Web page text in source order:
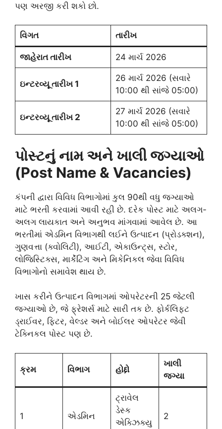
પણ અરજી કરી શકો છો.
વિગત તારીખ
જાહેરાત તારીખ 24 માર્ચ 2026
ઇન્ટરવ્યૂ તારીખ 1
26 માર્ચ 2026 (સવારે
10:00 થી સાંજે 05:00)
ઇન્ટરવ્યૂ તારીખ 2
27 માર્ચ 2026 (સવારે
10:00 થી સાંજે 05:00)
પોસ્ટનું નામ અને ખાલી જગ્યાઓ
(Post Name & Vacancies)
કંપની દ્વારા વિવિધ વિભાગોમાં કુલ 90થી વધુ જગ્યાઓ
માટે ભરતી કરવામાં આવી રહી છે. દરેક પોસ્ટ માટે અલગ-
અલગ લાયકાત અને અનુભવ માંગવામાં આવેલ છે. આ
ભરતીમાં એડમિન વિભાગથી લઈને ઉત્પાદન (પ્રોડક્શન),
ગુણવત્તા (ક્વોલિટી), આઈટી, એકાઉન્ટ્સ, સ્ટોર,
લોજિસ્ટિક્સ, માર્કેટિંગ અને મિકેનિકલ જેવા વિવિધ
વિભાગોનો સમાવેશ થાય છે.
ખાસ કરીને ઉત્પાદન વિભાગમાં ઓપરેટરની 25 જેટલી
જગ્યાઓ છે, જે ફ્રેશર્સ માટે સારી તક છે. ફોર્કલિફ્ટ
ડ્રાઈવર, ફિટર, વેલ્ડર અને બોઈલર ઓપરેટર જેવી
ટેક્નિકલ પોસ્ટ પણ છે.
ક્રમ વિભાગ હોદ્દો
ખાલી
જગ્યા
1 એડમિન
ટ્રાવેલ
ડેસ્ક
એક્ઝિક્યુ
2